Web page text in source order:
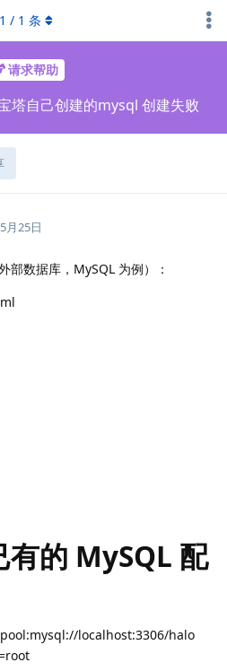
请求帮助
塔自己创建的mysql 创建失败
1 / 1 条
月25日
部数据库，MySQL 为例）：
的 MySQL 配
localhost:3306/halo